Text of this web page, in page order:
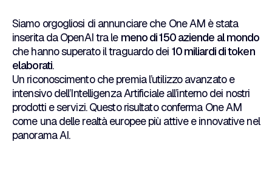
Siamo orgogliosi di annunciare che One AM è stata
inserita da OpenAI tra le meno di 150 aziende al mondo
che hanno superato il traguardo dei 10 miliardi di token
elaborati.
Un riconoscimento che premia l’utilizzo avanzato e
intensivo dell’Intelligenza Artificiale all’interno dei nostri
prodotti e servizi. Questo risultato conferma One AM
come una delle realtà europee più attive e innovative nel
panorama AI.